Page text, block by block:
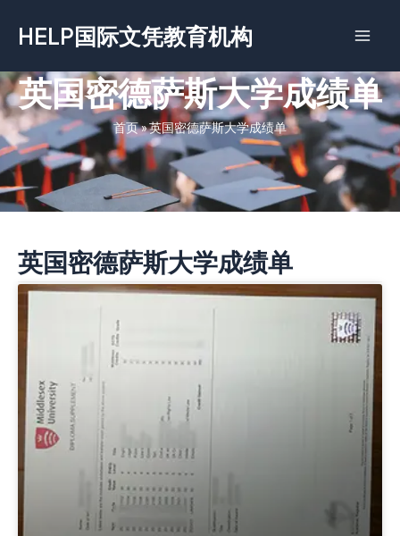
容
HELP国际文凭教育机构
英国密德萨斯大学成绩单
首页»英国密德萨斯大学成绩单
英国密德萨斯大学成绩单